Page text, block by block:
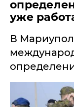
уже
В